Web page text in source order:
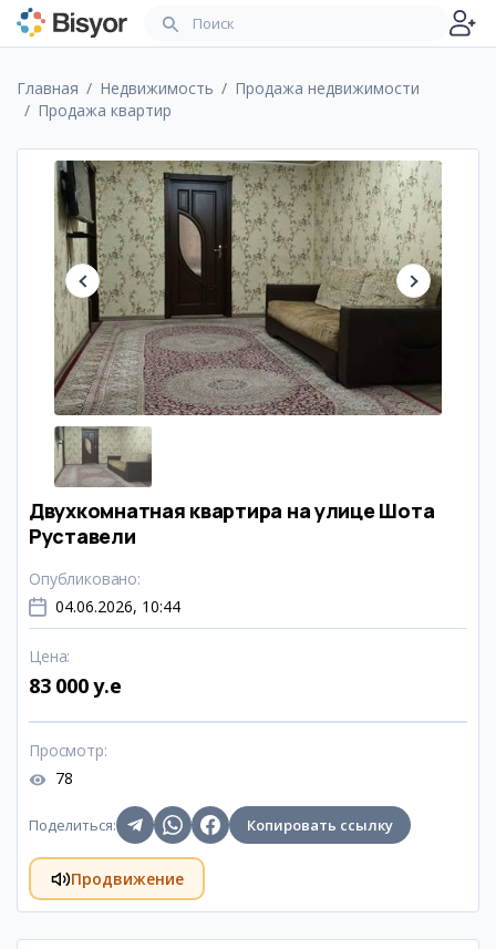
Главная Недвижимость
Продажа недвижимости
Продажа квартир
Двухкомнатная квартира на улице Шота
Руставели
Опубликовано:
04.06.2026, 10:44
Цена:
83 000 y.e
Просмотр:
78
Поделиться: Копировать ссылку
Продвижение